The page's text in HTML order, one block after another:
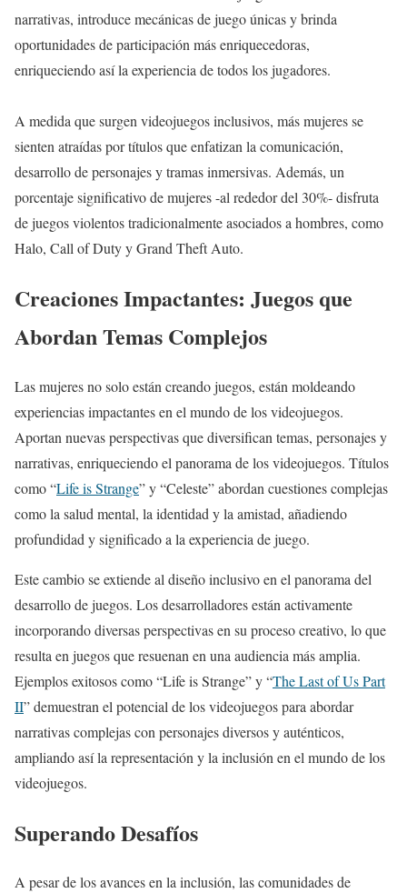
narrativas, introduce mecánicas de juego únicas y brinda
oportunidades de participación más enriquecedoras,
enriqueciendo así la experiencia de todos los jugadores.
A medida que surgen videojuegos inclusivos, más mujeres se
sienten atraídas por títulos que enfatizan la comunicación,
desarrollo de personajes y tramas inmersivas. Además, un
porcentaje significativo de mujeres -al rededor del 30%- disfruta
de juegos violentos tradicionalmente asociados a hombres, como
Halo, Call of Duty y Grand Theft Auto.
Creaciones Impactantes: Juegos que
Abordan Temas Complejos
Las mujeres no solo están creando juegos, están moldeando
experiencias impactantes en el mundo de los videojuegos.
Aportan nuevas perspectivas que diversifican temas, personajes y
narrativas, enriqueciendo el panorama de los videojuegos. Títulos
como “Life is Strange” y “Celeste” abordan cuestiones complejas
como la salud mental, la identidad y la amistad, añadiendo
profundidad y significado a la experiencia de juego.
Este cambio se extiende al diseño inclusivo en el panorama del
desarrollo de juegos. Los desarrolladores están activamente
incorporando diversas perspectivas en su proceso creativo, lo que
resulta en juegos que resuenan en una audiencia más amplia.
Ejemplos exitosos como “Life is Strange” y “The Last of Us Part
II” demuestran el potencial de los videojuegos para abordar
narrativas complejas con personajes diversos y auténticos,
ampliando así la representación y la inclusión en el mundo de los
videojuegos.
Superando Desafíos
A pesar de los avances en la inclusión, las comunidades de